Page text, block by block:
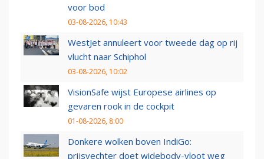
voor bod
03-08-2026, 10:43
WestJet annuleert voor tweede dag op rij
vlucht naar Schiphol
03-08-2026, 10:02
VisionSafe wijst Europese airlines op
gevaren rook in de cockpit
01-08-2026, 8:00
Donkere wolken boven IndiGo:
prijsvechter doet widebody-vloot weg